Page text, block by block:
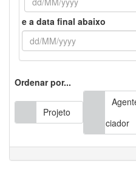
e a data final abaixo
Ordenar por...
Projeto
Financiador